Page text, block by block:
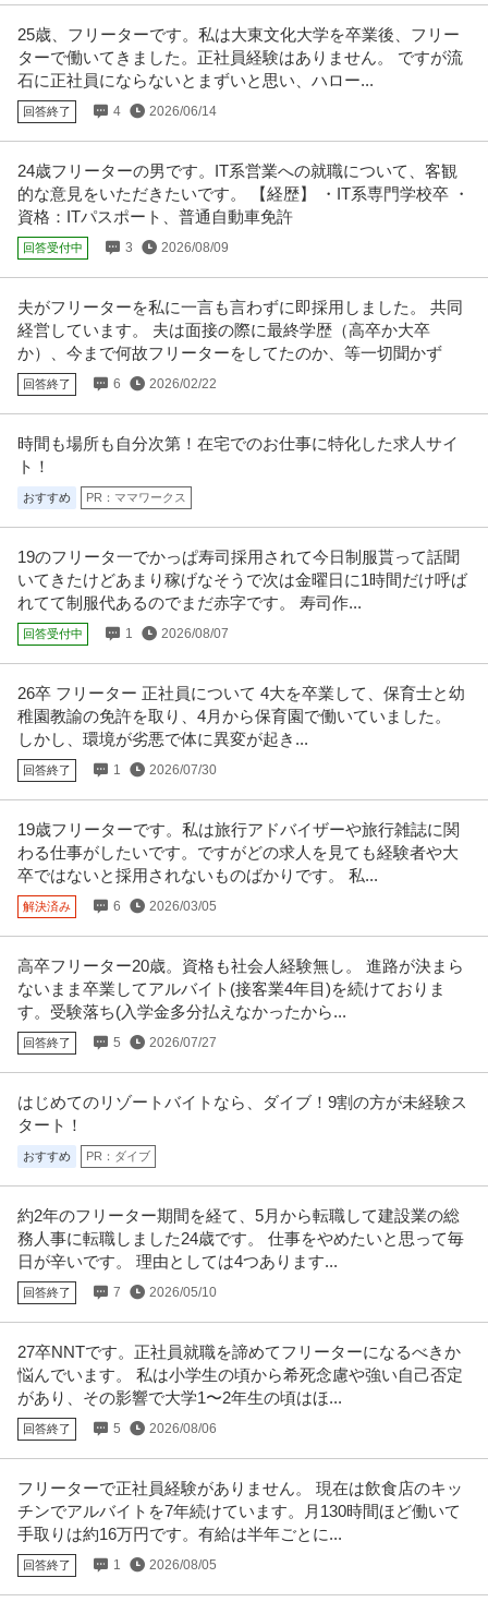
株式会社ヤマト
新着 パート・アルバイト 未経験OK 交通費支給 昇給あり
時給1,800円
【土日メインの勤務】ボートレース平和島の受付、案内★可愛い制服･ネイ
この条件の求人をもっと見る
25歳、フリーターです。私は大東文化大学を卒業後、フリー
ターで働いてきました。正社員経験はありません。 ですが流
石に正社員にならないとまずいと思い、ハロー...
回答終了 4 2026/06/14
24歳フリーターの男です。IT系営業への就職について、客観
的な意見をいただきたいです。 【経歴】 ・IT系専門学校卒 ・
資格：ITパスポート、普通自動車免許
回答受付中 3 2026/08/09
夫がフリーターを私に一言も言わずに即採用しました。 共同
経営しています。 夫は面接の際に最終学歴（高卒か大卒
か）、今まで何故フリーターをしてたのか、等一切聞かず
回答終了 6 2026/02/22
時間も場所も自分次第！在宅でのお仕事に特化した求人サイ
ト！
おすすめ PR：ママワークス
19のフリータ一でかっぱ寿司採用されて今日制服貰って話聞
いてきたけどあまり稼げなそうで次は金曜日に1時間だけ呼ば
れてて制服代あるのでまだ赤字です。 寿司作...
回答受付中 1 2026/08/07
26卒 フリーター 正社員について 4大を卒業して、保育士と幼
稚園教諭の免許を取り、4月から保育園で働いていました。
しかし、環境が劣悪で体に異変が起き...
回答終了 1 2026/07/30
19歳フリーターです。私は旅行アドバイザーや旅行雑誌に関
わる仕事がしたいです。ですがどの求人を見ても経験者や大
卒ではないと採用されないものばかりです。 私...
解決済み 6 2026/03/05
高卒フリーター20歳。資格も社会人経験無し。 進路が決まら
ないまま卒業してアルバイト(接客業4年目)を続けておりま
す。受験落ち(入学金多分払えなかったから...
回答終了 5 2026/07/27
はじめてのリゾートバイトなら、ダイブ！9割の方が未経験ス
タート！
おすすめ PR：ダイブ
約2年のフリーター期間を経て、5月から転職して建設業の総
務人事に転職しました24歳です。 仕事をやめたいと思って毎
日が辛いです。 理由としては4つあります...
回答終了 7 2026/05/10
27卒NNTです。正社員就職を諦めてフリーターになるべきか
悩んでいます。 私は小学生の頃から希死念慮や強い自己否定
があり、その影響で大学1〜2年生の頃はほ...
回答終了 5 2026/08/06
フリーターで正社員経験がありません。 現在は飲食店のキッ
チンでアルバイトを7年続けています。月130時間ほど働いて
手取りは約16万円です。有給は半年ごとに...
回答終了 1 2026/08/05